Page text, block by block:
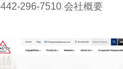
296-7510 会社概要